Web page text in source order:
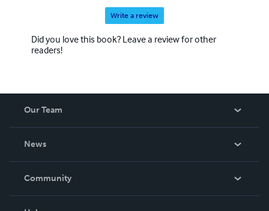
Write a review
Did you love this book? Leave a review for other
readers!
Our Team
News
In The News
Community